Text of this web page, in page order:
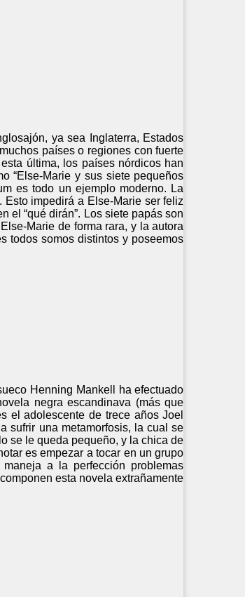
ya sea Inglaterra, Estados
países o regiones con fuerte
última, los países nórdicos han
“Else-Marie y sus siete pequeños
es todo un ejemplo moderno. La
impedirá a Else-Marie ser feliz
el “qué dirán”. Los siete papás son
Marie de forma rara, y la autora
todos somos distintos y poseemos
Henning Mankell ha efectuado
negra escandinava (más que
el adolescente de trece años Joel
sufrir una metamorfosis, la cual se
se le queda pequeño, y la chica de
es empezar a tocar en un grupo
a la perfección problemas
esta novela extrañamente